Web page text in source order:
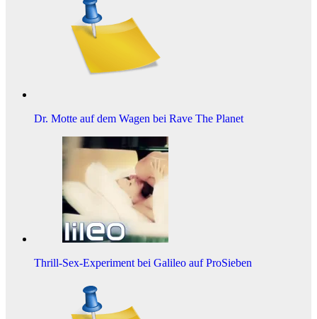
Dr. Motte auf dem Wagen bei Rave The Planet
Thrill-Sex-Experiment bei Galileo auf ProSieben